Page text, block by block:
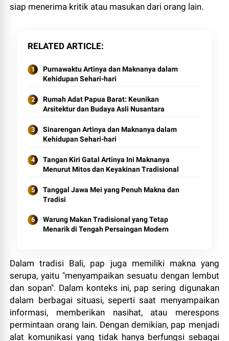
siap menerima kritik atau masukan dari orang lain.
RELATED ARTICLE
Purnawaktu Artinya dan Maknanya dalam
Kehidupan Sehari-hari
Rumah Adat Papua Barat: Keunikan
Arsitektur dan Budaya Asli Nusantara
Sinarengan Artinya dan Maknanya dalam
Kehidupan Sehari-hari
Tangan Kiri Gatal Artinya Ini Maknanya
Menurut Mitos dan Keyakinan Tradisional
Tanggal Jawa Mei yang Penuh Makna dan
Tradisi
Warung Makan Tradisional yang Tetap
Menarik di Tengah Persaingan Modern
Dalam tradisi Bali, pap juga memiliki makna yang
serupa, yaitu "menyampaikan sesuatu dengan lembut
dan sopan". Dalam konteks ini, pap sering digunakan
dalam berbagai situasi, seperti saat menyampaikan
informasi, memberikan nasihat, atau merespons
permintaan orang lain. Dengan demikian, pap menjadi
alat komunikasi yang tidak hanya berfungsi sebagai